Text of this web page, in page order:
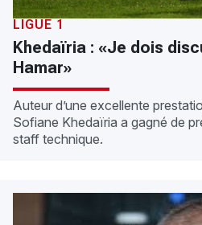
LIGUE 1
Khedaïria : «Je dois
Hamar»
Auteur d’une excellente
Sofiane Khedaïria a gagné de
staff technique.